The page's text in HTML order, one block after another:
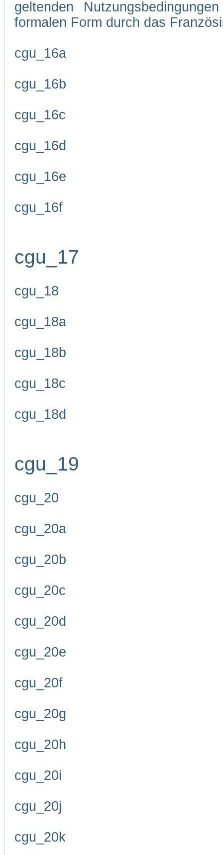
geltenden
formalen Form durch das
cgu_16a
cgu_16b
cgu_16c
cgu_16d
cgu_16e
cgu_16f
cgu_17
cgu_18
cgu_18a
cgu_18b
cgu_18c
cgu_18d
cgu_19
cgu_20
cgu_20a
cgu_20b
cgu_20c
cgu_20d
cgu_20e
cgu_20f
cgu_20g
cgu_20h
cgu_20i
cgu_20j
cgu_20k